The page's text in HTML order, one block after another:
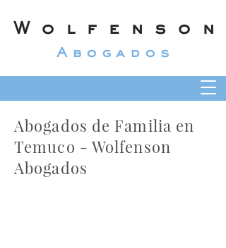
Wolfenson
Abogados
Abogados de Familia en
Temuco - Wolfenson
Abogados